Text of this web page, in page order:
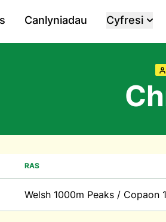
Canlyniadau Cyfresi
RAS
Welsh 1000m Peaks / Copaon